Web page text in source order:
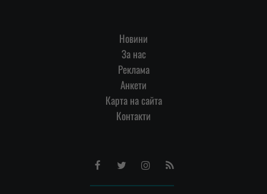
Новини
За нас
Реклама
Анкети
Карта на сайта
Контакти
FacebookTwitterInstagram
RSS